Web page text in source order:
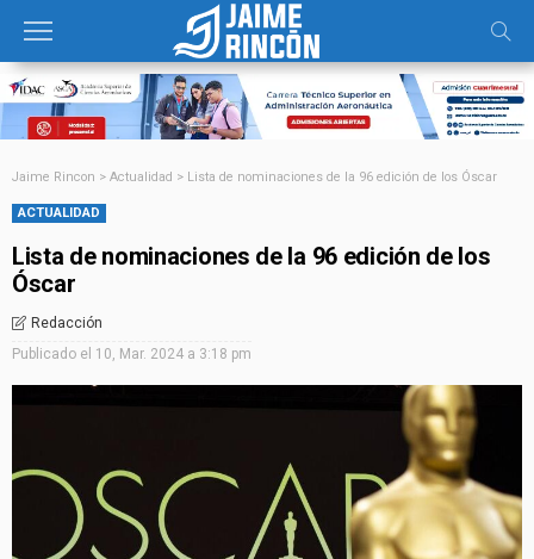
Jaime Rincon > Actualidad > Lista de nominaciones de la 96 edición de los Óscar
ACTUALIDAD
Lista de nominaciones de la 96 edición de los
Óscar
Redacción
Publicado el 10, Mar. 2024 a 3:18 pm